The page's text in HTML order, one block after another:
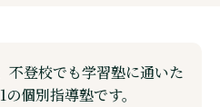
不登校でも学習塾に通いた
個別指導塾です。